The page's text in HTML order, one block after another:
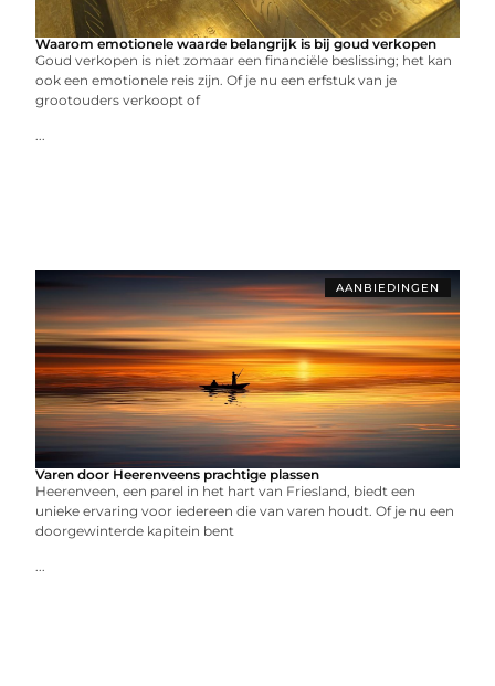
Waarom emotionele waarde belangrijk is bij goud verkopen
Goud verkopen is niet zomaar een financiële beslissing; het kan
ook een emotionele reis zijn. Of je nu een erfstuk van je
grootouders verkoopt of
...
AANBIEDINGEN
Varen door Heerenveens prachtige plassen
Heerenveen, een parel in het hart van Friesland, biedt een
unieke ervaring voor iedereen die van varen houdt. Of je nu een
doorgewinterde kapitein bent
...